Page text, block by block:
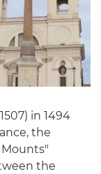
in 1494
the
the